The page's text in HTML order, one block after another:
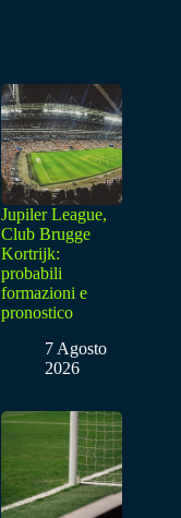
Jupiler League,
Club Brugge
Kortrijk:
probabili
formazioni e
pronostico
7 Agosto
2026